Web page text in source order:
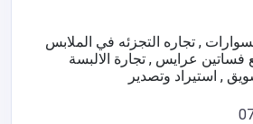
, تجاره التجزئه في الملابس
فساتين عرايس , تجارة الالبسة
, استيراد وتصدير